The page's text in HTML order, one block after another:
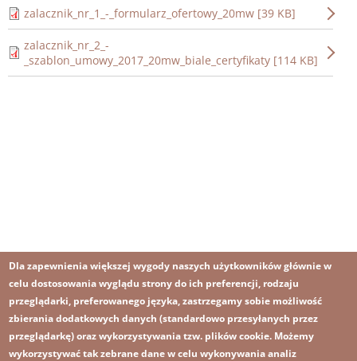
zalacznik_nr_1_-_formularz_ofertowy_20mw [39 KB]
zalacznik_nr_2_-
_szablon_umowy_2017_20mw_biale_certyfikaty [114 KB]
Dla zapewnienia większej wygody naszych użytkowników głównie w
celu dostosowania wyglądu strony do ich preferencji, rodzaju
przeglądarki, preferowanego języka, zastrzegamy sobie możliwość
zbierania dodatkowych danych (standardowo przesyłanych przez
przeglądarkę) oraz wykorzystywania tzw. plików cookie. Możemy
wykorzystywać tak zebrane dane w celu wykonywania analiz